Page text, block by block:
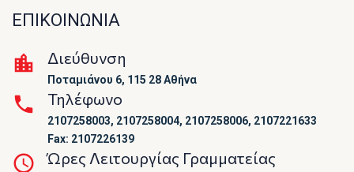
ΕΠΙΚΟΙΝΩΝΙΑ
Διεύθυνση
Ποταμιάνου 6, 115 28 Αθήνα
Τηλέφωνο
2107258003, 2107258004, 2107258006, 2107221633
Fax: 2107226139
Ώρες Λειτουργίας Γραμματείας